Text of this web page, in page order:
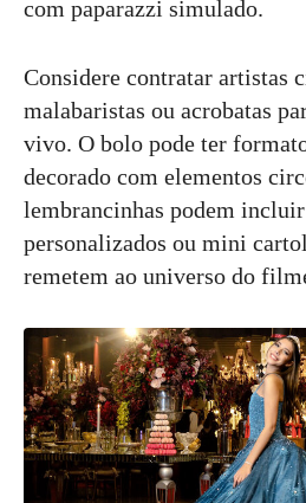
com paparazzi simulado.
Considere contratar artistas
malabaristas ou acrobatas
vivo. O bolo pode ter
decorado com elementos
lembrancinhas podem
personalizados ou mini
remetem ao universo do